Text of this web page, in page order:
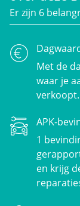
Er zijn 6
Met de
waar je
verkoopt.
APK-
1
en krijg